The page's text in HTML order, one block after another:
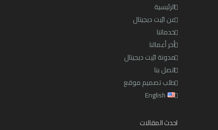
الرئيسية
عن ابّيت ديجيتال
خدماتنا
أخر أعمالنا
مدونة ابّيت ديجيتال
اتصل بنا
طلب تصميم موقع
English
احدث المقالات